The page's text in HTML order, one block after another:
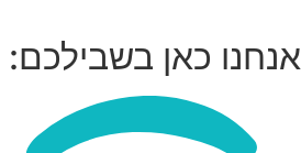
אנחנו כאן בשבילכם: